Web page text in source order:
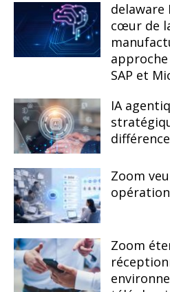
delaware
cœur de
SAP et
IA
différence
Zoom
Zoom